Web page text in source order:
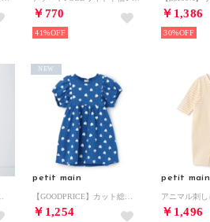
￥770
41%
￥1,386
30%
petit main
￥1,254
NEW
petit main
￥1,496